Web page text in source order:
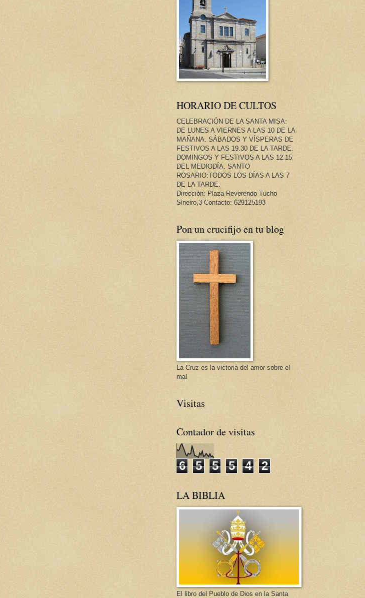
HORARIO DE CULTOS
CELEBRACIÓN DE LA SANTA MISA:
DE LUNES A VIERNES A LAS 10 DE LA
MAÑANA. SÁBADOS Y VÍSPERAS DE
FESTIVOS A LAS 19.30 DE LA TARDE.
DOMINGOS Y FESTIVOS A LAS 12.15
DEL MEDIODÍA. SANTO
ROSARIO:TODOS LOS DÍAS A LAS 7
DE LA TARDE.
Dirección: Plaza Reverendo Tucho
Sineiro,3 Contacto: 629125193
Pon un crucifijo en tu blog
La Cruz es la victoria del amor sobre el
mal
Visitas
Contador de visitas
6 5 5 5 4 2
LA BIBLIA
El libro del Pueblo de Dios en la Santa